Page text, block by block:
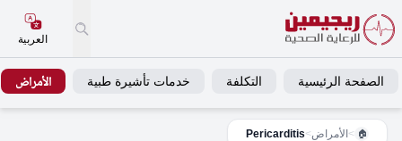
العربية
الصفحة الرئيسية التكلفة خدمات تأشيرة طبية الأمراض
🏠
> الأمراض>
Pericarditis